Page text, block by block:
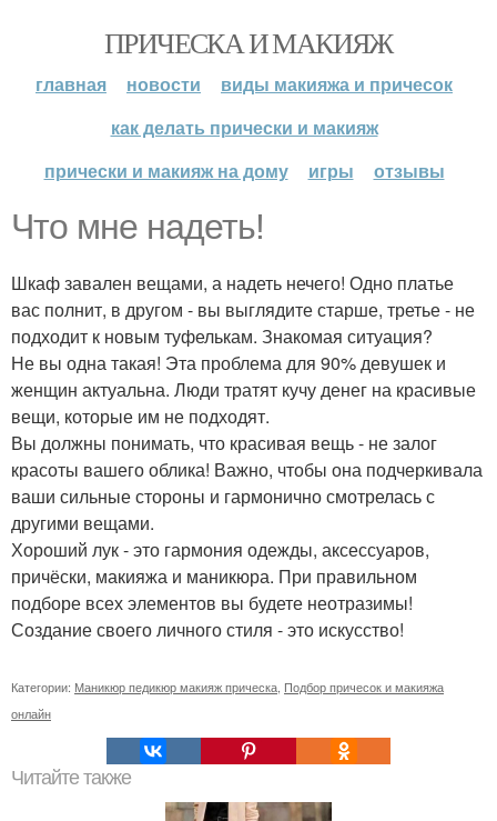
ПРИЧЕСКА И МАКИЯЖ
главная новости
виды макияжа и причесок
как делать прически и макияж
прически и макияж на дому
игры отзывы
Что мне надеть!
Шкаф завален вещами, а надеть нечего! Одно платье
вас полнит, в другом - вы выглядите старше, третье - не
подходит к новым туфелькам. Знакомая ситуация?
Не вы одна такая! Эта проблема для 90% девушек и
женщин актуальна. Люди тратят кучу денег на красивые
вещи, которые им не подходят.
Вы должны понимать, что красивая вещь - не залог
красоты вашего облика! Важно, чтобы она подчеркивала
ваши сильные стороны и гармонично смотрелась с
другими вещами.
Хороший лук - это гармония одежды, аксессуаров,
причёски, макияжа и маникюра. При правильном
подборе всех элементов вы будете неотразимы!
Создание своего личного стиля - это искусство!
Категории: Маникюр педикюр макияж прическа Подбор причесок и макияжа
онлайн
Читайте также